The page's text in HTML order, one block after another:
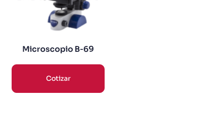
Microscopio B‑69
Cotizar